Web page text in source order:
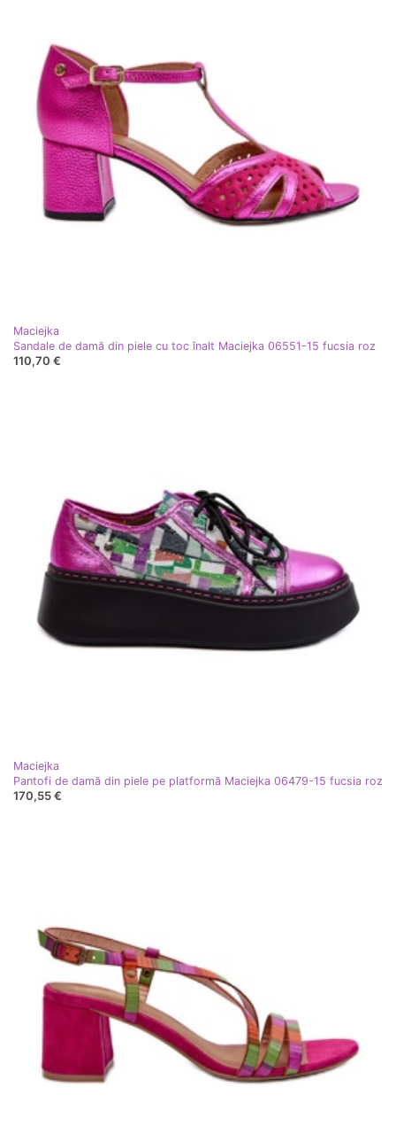
Maciejka
Sandale de damă din piele cu toc înalt Maciejka 06551-15 fucsia roz
110,70 €
Maciejka
Pantofi de damă din piele pe platformă Maciejka 06479-15 fucsia roz
170,55 €